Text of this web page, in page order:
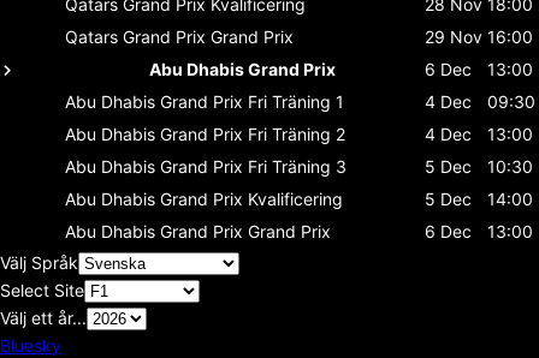
Qatars Grand Prix Grand Prix 29 Nov 16:00
Abu Dhabis Grand Prix
6 Dec
13:00
Abu Dhabis Grand Prix Fri Träning 1 4 Dec
09:30
Abu Dhabis Grand Prix Fri Träning 2 4 Dec
13:00
Abu Dhabis Grand Prix Fri Träning 3 5 Dec
10:30
Abu Dhabis Grand Prix Kvalificering 5 Dec
14:00
Abu Dhabis Grand Prix Grand Prix 6 Dec
13:00
Välj Språk
Select Site
Välj ett år...
Bluesky